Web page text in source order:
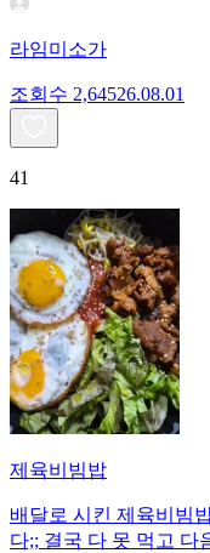
라임미소가
조회수 2,64526.08.01
41
제육비빔밥
배달로 시킨 제육비빔
다;; 결국 다 못 먹고 다